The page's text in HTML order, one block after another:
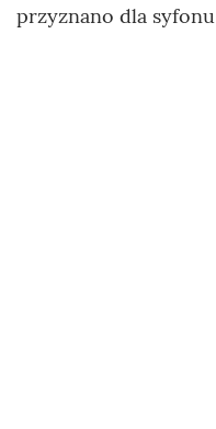
przyznano dla syfonu